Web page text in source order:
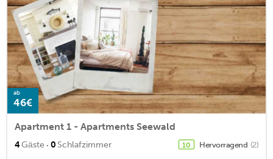
ab
46€
Apartment 1 - Apartments Seewald
4Gäste · 0 Schlafzimmer 10 Hervorragend (2)